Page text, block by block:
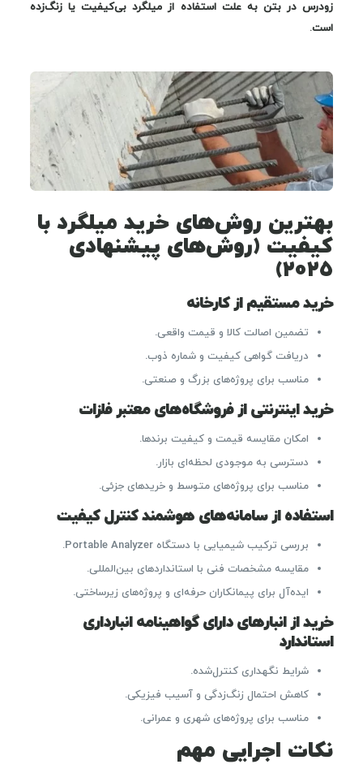
زودرس در بتن به علت استفاده از میلگرد بی‌کیفیت یا زنگ‌زده
است.
بهترین روش‌های خرید میلگرد با
کیفیت (روش‌های پیشنهادی
۲۰۲۵)
خرید مستقیم از کارخانه
تضمین اصالت کالا و قیمت واقعی.
دریافت گواهی کیفیت و شماره ذوب.
مناسب برای پروژه‌های بزرگ و صنعتی.
خرید اینترنتی از فروشگاه‌های معتبر فلزات
امکان مقایسه قیمت و کیفیت برندها.
دسترسی به موجودی لحظه‌ای بازار.
مناسب برای پروژه‌های متوسط و خریدهای جزئی.
استفاده از سامانه‌های هوشمند کنترل کیفیت
بررسی ترکیب شیمیایی با دستگاه Portable Analyzer.
مقایسه مشخصات فنی با استانداردهای بین‌المللی.
ایده‌آل برای پیمانکاران حرفه‌ای و پروژه‌های زیرساختی.
خرید از انبارهای دارای گواهینامه انبارداری
استاندارد
شرایط نگهداری کنترل‌شده.
کاهش احتمال زنگ‌زدگی و آسیب فیزیکی.
مناسب برای پروژه‌های شهری و عمرانی.
نکات اجرایی مهم